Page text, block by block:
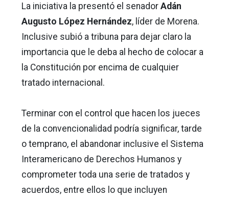
La iniciativa la presentó el senador Adán
Augusto López Hernández, líder de Morena.
Inclusive subió a tribuna para dejar claro la
importancia que le deba al hecho de colocar a
la Constitución por encima de cualquier
tratado internacional.
Terminar con el control que hacen los jueces
de la convencionalidad podría significar, tarde
o temprano, el abandonar inclusive el Sistema
Interamericano de Derechos Humanos y
comprometer toda una serie de tratados y
acuerdos, entre ellos lo que incluyen